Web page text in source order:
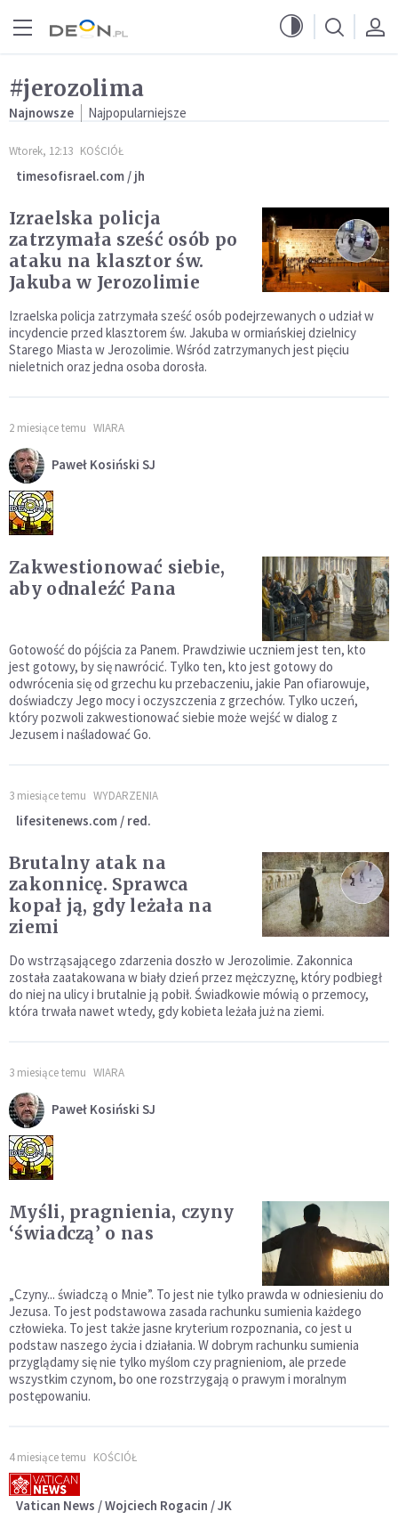
#jerozolima
Najnowsze Najpopularniejsze
Wtorek, 12:13 KOŚCIÓŁ
timesofisrael.com / jh
Izraelska policja
zatrzymała sześć osób po
ataku na klasztor św.
Jakuba w Jerozolimie
Izraelska policja zatrzymała sześć osób podejrzewanych o udział w
incydencie przed klasztorem św. Jakuba w ormiańskiej dzielnicy
Starego Miasta w Jerozolimie. Wśród zatrzymanych jest pięciu
nieletnich oraz jedna osoba dorosła.
2 miesiące temu WIARA
Paweł Kosiński SJ
Zakwestionować siebie,
aby odnaleźć Pana
Gotowość do pójścia za Panem. Prawdziwie uczniem jest ten, kto
jest gotowy, by się nawrócić. Tylko ten, kto jest gotowy do
odwrócenia się od grzechu ku przebaczeniu, jakie Pan ofiarowuje,
doświadczy Jego mocy i oczyszczenia z grzechów. Tylko uczeń,
który pozwoli zakwestionować siebie może wejść w dialog z
Jezusem i naśladować Go.
3 miesiące temu WYDARZENIA
lifesitenews.com / red.
Brutalny atak na
zakonnicę. Sprawca
kopał ją, gdy leżała na
ziemi
Do wstrząsającego zdarzenia doszło w Jerozolimie. Zakonnica
została zaatakowana w biały dzień przez mężczyznę, który podbiegł
do niej na ulicy i brutalnie ją pobił. Świadkowie mówią o przemocy,
która trwała nawet wtedy, gdy kobieta leżała już na ziemi.
3 miesiące temu WIARA
Paweł Kosiński SJ
Myśli, pragnienia, czyny
‘świadczą’ o nas
„Czyny... świadczą o Mnie”. To jest nie tylko prawda w odniesieniu do
Jezusa. To jest podstawowa zasada rachunku sumienia każdego
człowieka. To jest także jasne kryterium rozpoznania, co jest u
podstaw naszego życia i działania. W dobrym rachunku sumienia
przyglądamy się nie tylko myślom czy pragnieniom, ale przede
wszystkim czynom, bo one rozstrzygają o prawym i moralnym
postępowaniu.
4 miesiące temu KOŚCIÓŁ
Vatican News / Wojciech Rogacin / JK